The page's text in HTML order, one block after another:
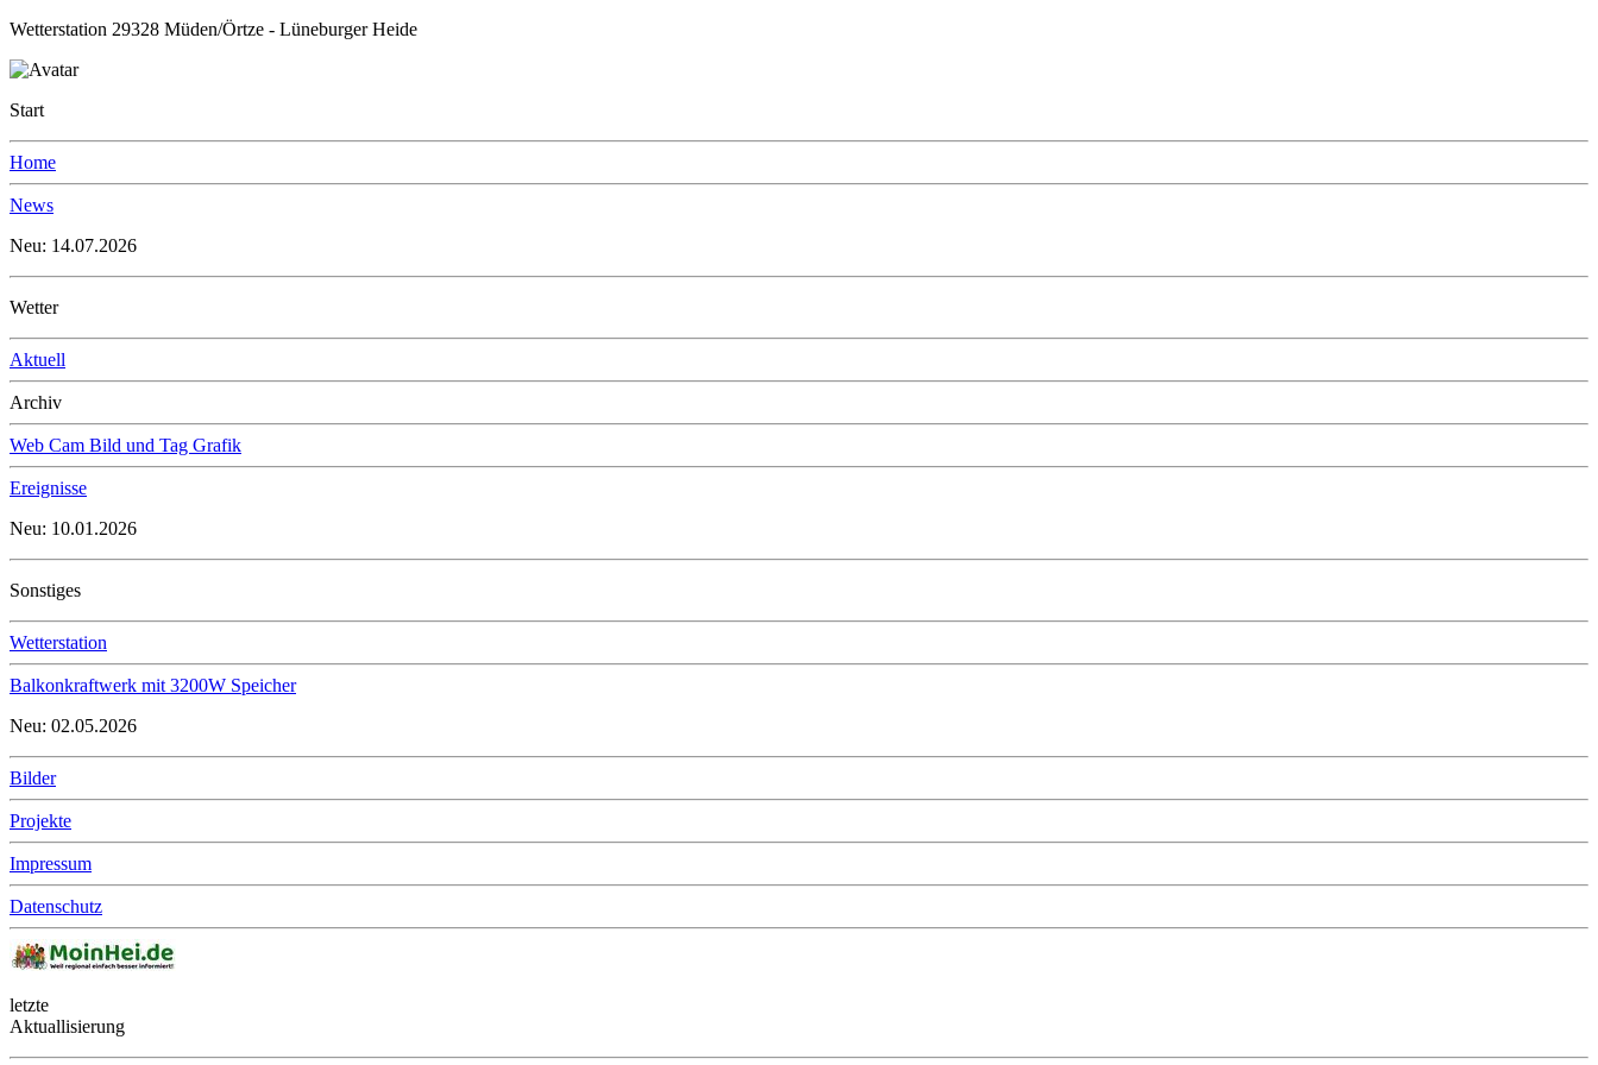
Wetterstation 29328 Müden/Örtze - Lüneburger Heide
Start
Home
News
Neu: 14.07.2026
Wetter
Aktuell
Archiv
Web Cam Bild und Tag Grafik
Ereignisse
Neu: 10.01.2026
Sonstiges
Wetterstation
Balkonkraftwerk mit 3200W Speicher
Neu: 02.05.2026
Bilder
Projekte
Impressum
Datenschutz
letzte
Aktuallisierung